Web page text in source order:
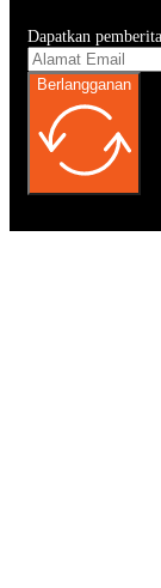
Dapatkan
Berlangganan